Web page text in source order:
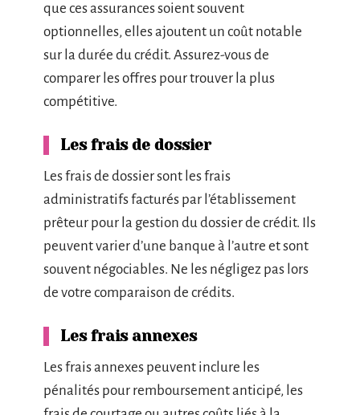
que ces assurances soient souvent
optionnelles, elles ajoutent un coût notable
sur la durée du crédit. Assurez-vous de
comparer les offres pour trouver la plus
compétitive.
Les frais de dossier
Les frais de dossier sont les frais
administratifs facturés par l’établissement
prêteur pour la gestion du dossier de crédit. Ils
peuvent varier d’une banque à l’autre et sont
souvent négociables. Ne les négligez pas lors
de votre comparaison de crédits.
Les frais annexes
Les frais annexes peuvent inclure les
pénalités pour remboursement anticipé, les